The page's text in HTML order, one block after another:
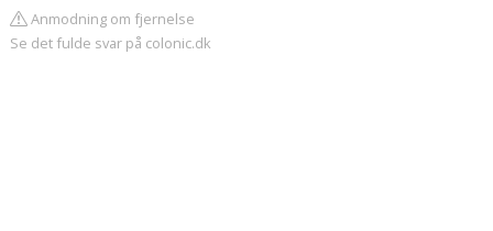
Anmodning om fjernelse
Se det fulde svar på colonic.dk